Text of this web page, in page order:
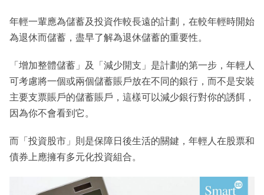
年輕一輩應為儲蓄及投資作較長遠的計劃，在較年輕時開始
為退休而儲蓄，盡早了解為退休儲蓄的重要性。
「增加整體儲蓄」及「減少開支」是計劃的第一步，年輕人
可考慮將一個或兩個儲蓄賬戶放在不同的銀行，而不是安裝
主要支票賬戶的儲蓄賬戶，這樣可以減少銀行對你的誘餌，
因為你不會看到它。
而「投資股市」則是保障日後生活的關鍵，年輕人在股票和
債券上應擁有多元化投資組合。